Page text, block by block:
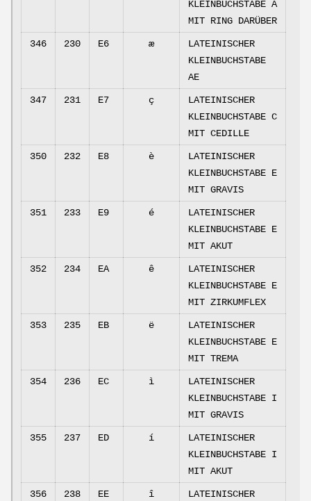
KLEINBUCHSTABE A
MIT RING DARÜBER
346 230 E6 æ
LATEINISCHER
KLEINBUCHSTABE
AE
347 231 E7 ç
LATEINISCHER
KLEINBUCHSTABE C
MIT CEDILLE
350 232 E8 è
LATEINISCHER
KLEINBUCHSTABE E
MIT GRAVIS
351 233 E9 é
LATEINISCHER
KLEINBUCHSTABE E
MIT AKUT
352 234 EA ê
LATEINISCHER
KLEINBUCHSTABE E
MIT ZIRKUMFLEX
353 235 EB ë
LATEINISCHER
KLEINBUCHSTABE E
MIT TREMA
354 236 EC ì
LATEINISCHER
KLEINBUCHSTABE I
MIT GRAVIS
355 237 ED í
LATEINISCHER
KLEINBUCHSTABE I
MIT AKUT
356 238 EE î
LATEINISCHER